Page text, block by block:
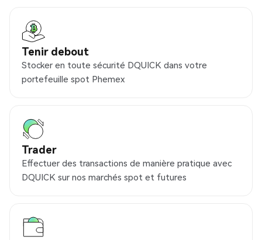
Tenir debout
Stocker en toute sécurité DQUICK dans votre
portefeuille spot Phemex
Trader
Effectuer des transactions de manière pratique avec
DQUICK sur nos marchés spot et futures